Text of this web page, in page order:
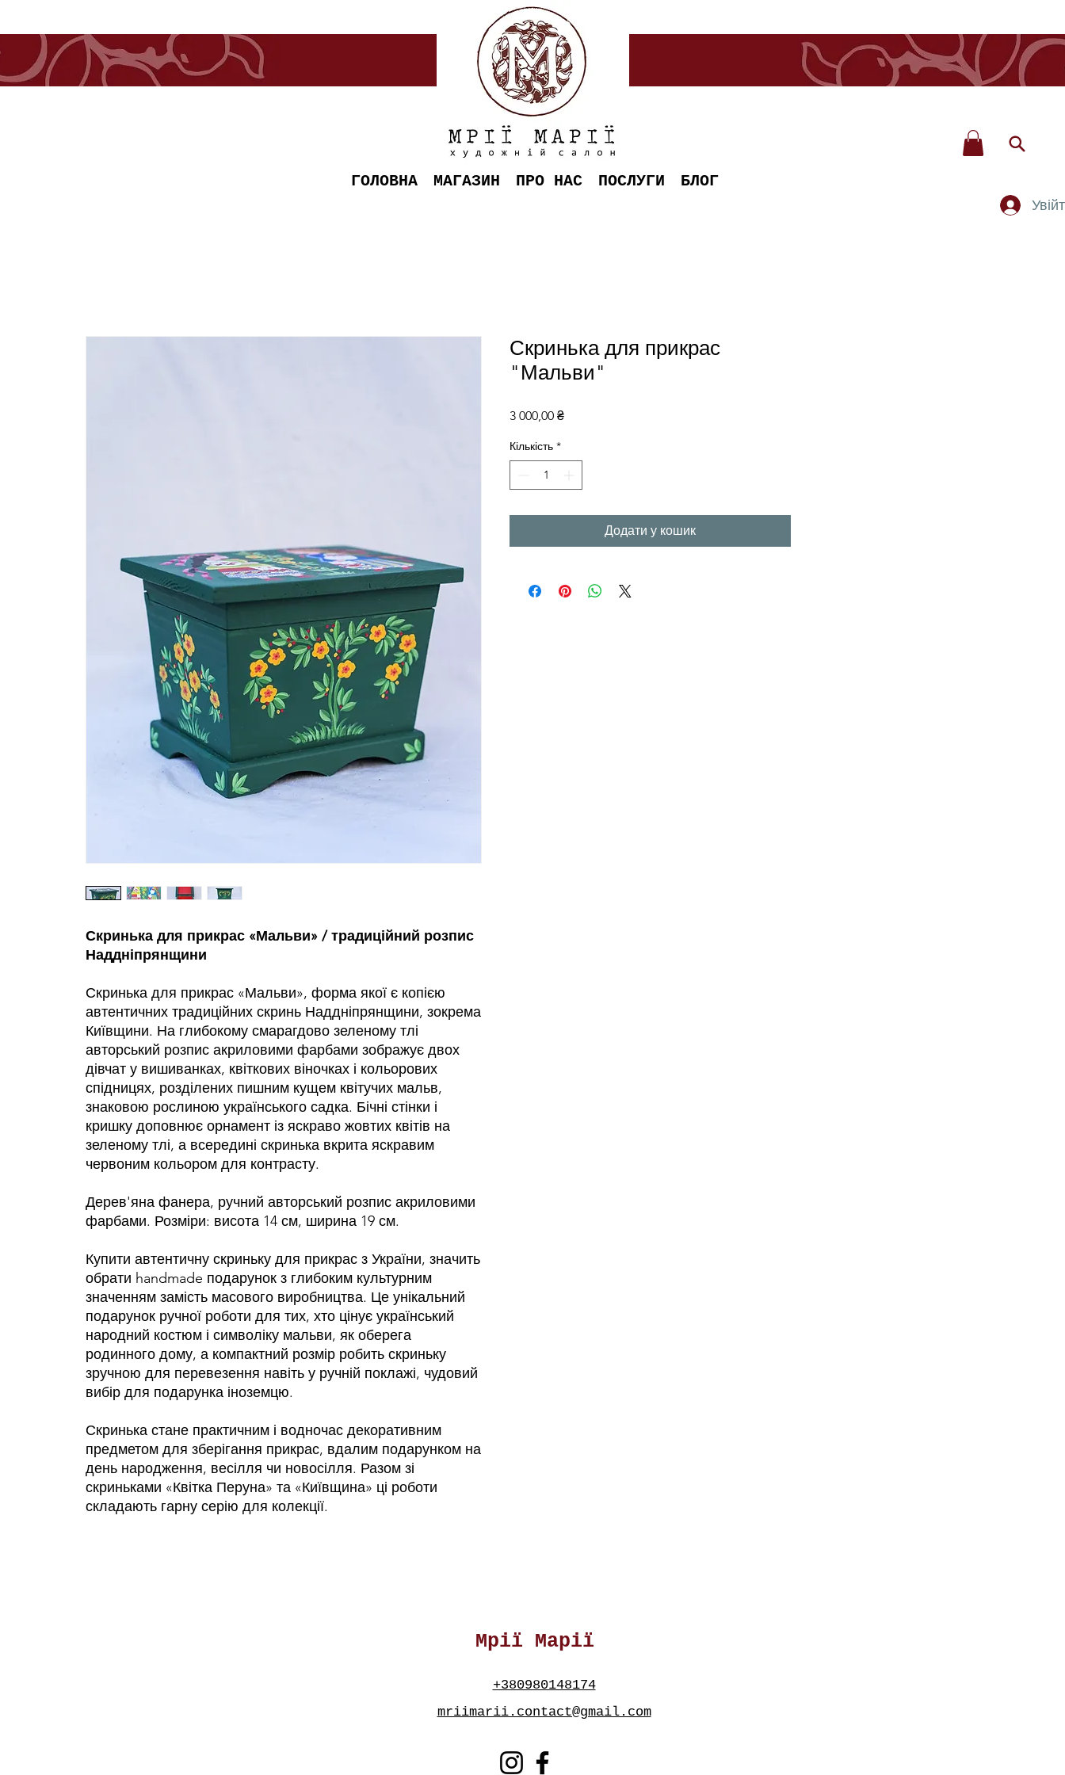
ГОЛОВНА МАГАЗИН ПРО НАС ПОСЛУГИ БЛОГ
Скринька для прикрас «Мальви» / традиційний розпис
Наддніпрянщини
Скринька для прикрас «Мальви», форма якої є копією
автентичних традиційних скринь Наддніпрянщини, зокрема
Київщини. На глибокому смарагдово зеленому тлі
авторський розпис акриловими фарбами зображує двох
дівчат у вишиванках, квіткових віночках і кольорових
спідницях, розділених пишним кущем квітучих мальв,
знаковою рослиною українського садка. Бічні стінки і
кришку доповнює орнамент із яскраво жовтих квітів на
зеленому тлі, а всередині скринька вкрита яскравим
червоним кольором для контрасту.
Дерев'яна фанера, ручний авторський розпис акриловими
фарбами. Розміри: висота 14 см, ширина 19 см.
Купити автентичну скриньку для прикрас з України, значить
обрати handmade подарунок з глибоким культурним
значенням замість масового виробництва. Це унікальний
подарунок ручної роботи для тих, хто цінує український
народний костюм і символіку мальви, як оберега
родинного дому, а компактний розмір робить скриньку
зручною для перевезення навіть у ручній поклажі, чудовий
вибір для подарунка іноземцю.
Скринька стане практичним і водночас декоративним
предметом для зберігання прикрас, вдалим подарунком на
день народження, весілля чи новосілля. Разом зі
скриньками «Квітка Перуна» та «Київщина» ці роботи
складають гарну серію для колекції.
Скринька для прикрас
"Мальви"
3 000,00 ₴Ціна
Кількість *
Додати у кошик
Мрії Марії
+380980148174
mriimarii.contact@gmail.com